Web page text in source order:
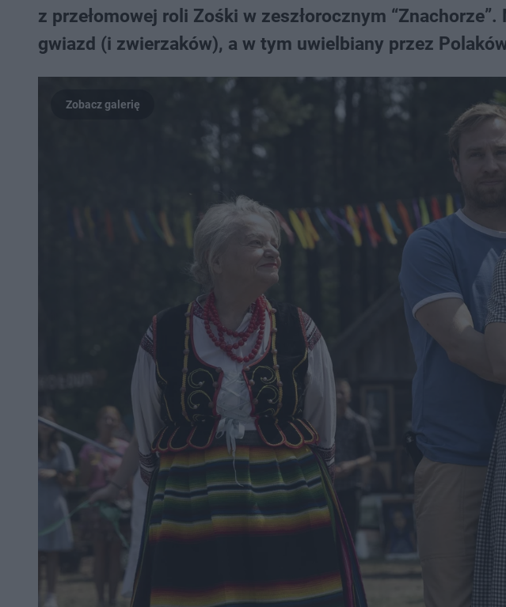
z przełomowej roli Zośki w zeszłorocznym
gwiazd (i zwierzaków), a w tym uwielbiany przez